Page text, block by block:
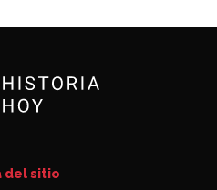
del sitio